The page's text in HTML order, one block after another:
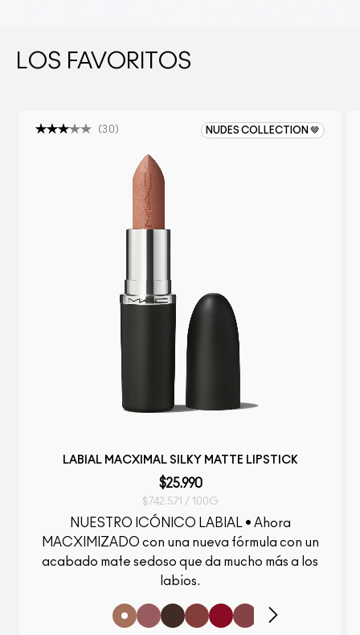
LOS FAVORITOS
NUDES COLLECTION 🤎
(30 )
LABIAL MACXIMAL SILKY MATTE LIPSTICK
$25.990
$742.571 / 100G
NUESTRO ICÓNICO LABIAL • Ahora
MACXIMIZADO con una nueva fórmula con un
acabado mate sedoso que da mucho más a los
labios.